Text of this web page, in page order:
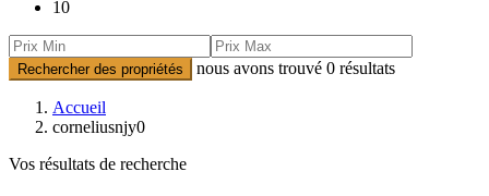
10
Rechercher des propriétés nous avons trouvé 0 résultats
Accueil
corneliusnjy0
Vos résultats de recherche